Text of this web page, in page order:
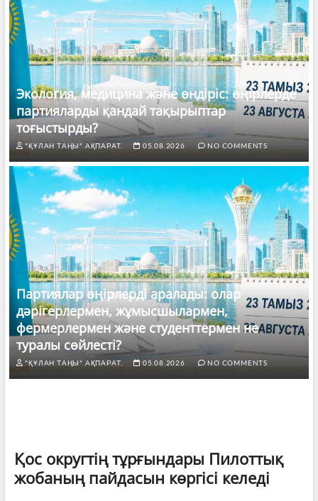
Экология, медицина және өндіріс: өңірлерде
партияларды қандай тақырыптар
тоғыстырды?
"ҚҰЛАН ТАҢЫ" АҚПАРАТ. 05.08.2026 NO COMMENTS
Партиялар өңірлерді аралады: олар
дәрігерлермен, жұмысшылармен,
фермерлермен және студенттермен не
туралы сөйлесті?
"ҚҰЛАН ТАҢЫ" АҚПАРАТ. 05.08.2026 NO COMMENTS
Қос округтің тұрғындары Пилоттық
жобаның пайдасын көргісі келеді